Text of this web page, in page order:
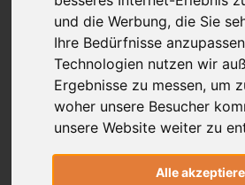
und die Werbung, die Sie
Ihre Bedürfnisse
Technologien nutzen wir
Ergebnisse zu messen, um
woher unsere Besucher
unsere Website weiter zu
Alle
und ihre
14.7.2021
Dr. Ronald
Laura von